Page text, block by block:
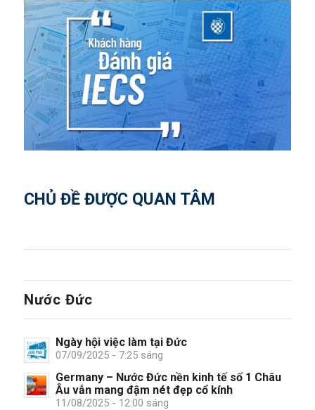
CHỦ ĐỀ ĐƯỢC QUAN TÂM
Nước Đức
Ngày hội việc làm tại Đức
07/09/2025 - 7:25 sáng
Germany – Nước Đức nền kinh tế số 1 Châu
Âu vẫn mang đậm nét đẹp cổ kính
11/08/2025 - 12:00 sáng